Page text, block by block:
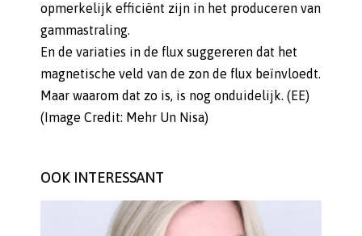
opmerkelijk efficiënt zijn in het produceren van
gammastraling.
En de variaties in de flux suggereren dat het
magnetische veld van de zon de flux beïnvloedt.
Maar waarom dat zo is, is nog onduidelijk. (EE)
(Image Credit: Mehr Un Nisa)
OOK INTERESSANT